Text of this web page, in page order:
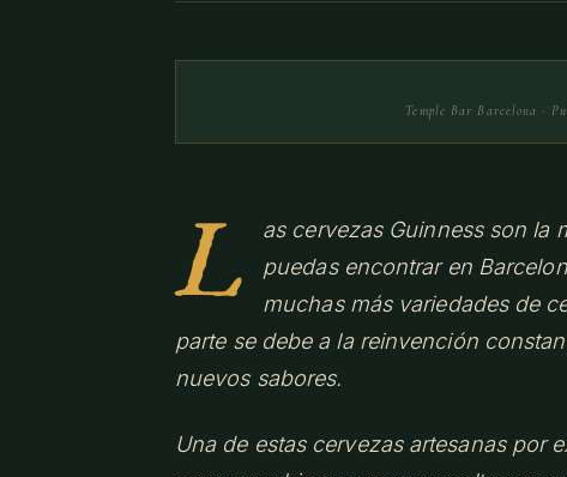
Temple Bar Barcelona ·
L
as cervezas Guinness son la
puedas encontrar en
muchas más variedades de
parte se debe a la reinvención
nuevos sabores.
Una de estas cervezas artesanas por